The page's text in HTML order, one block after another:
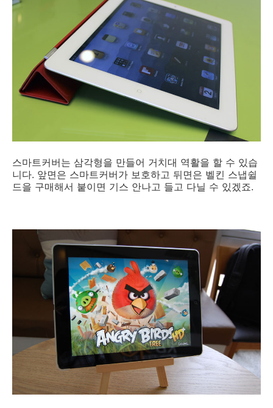
스마트커버는 삼각형을 만들어 거치대 역활을 할 수 있습
니다. 앞면은 스마트커버가 보호하고 뒤면은 벨킨 스냅쉴
드을 구매해서 붙이면 기스 안나고 들고 다닐 수 있겠죠.